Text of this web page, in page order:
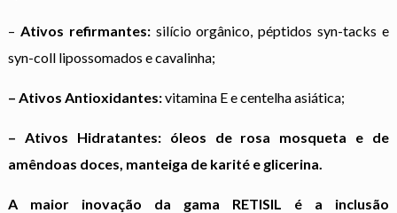
– Ativos refirmantes:silício orgânico, péptidos syn-tacks e
syn-coll lipossomados e cavalinha;
– Ativos Antioxidantes:vitamina E e centelha asiática;
– Ativos Hidratantes: óleos de rosa mosqueta e de
amêndoas doces, manteiga de karité e glicerina.
A maior inovação da gama RETISIL é a inclusão